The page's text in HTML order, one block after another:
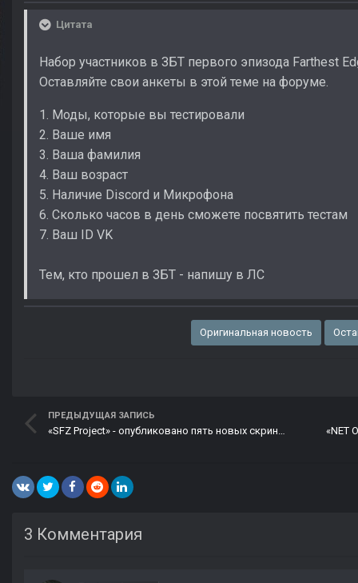
Цитата
Набор участников в ЗБТ первого эпизода Farthest
Оставляйте свои анкеты в этой теме на форуме.
1. Моды, которые вы тестировали
2. Ваше имя
3. Ваша фамилия
4. Ваш возраст
5. Наличие Discord и Микрофона
6. Сколько часов в день сможете посвятить тестам
7. Ваш ID VK
Тем, кто прошел в ЗБТ - напишу в ЛС
Оригинальная новость
ПРЕДЫДУЩАЯ ЗАПИСЬ
3 Комментария